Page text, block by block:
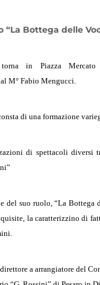
“La Bottega delle
in Piazza
M° Fabio Mengucci.
di una formazione
di spettacoli diversi
del suo ruolo, “La
la caratterizzino di
direttore a arrangiatore del